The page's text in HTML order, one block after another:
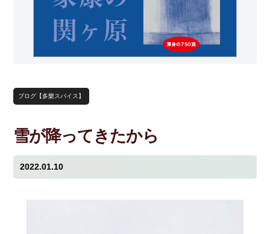
ブログ【多樂スパイス】
雪が降ってきたから
2022.01.10